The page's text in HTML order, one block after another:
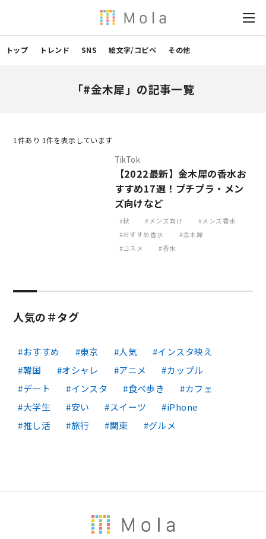
トップ トレンド SNS 絵文字/コピペ その他
「#金木犀」の記事一覧
1 件あり 1件を表示しています
TikTok
【2022最新】金木犀の香水お
すすめ17選！プチプラ・メン
ズ向けなど
秋 メンズ向け
メンズ香水
おすすめ香水
金木犀
コスメ
香水
人気の＃タグ
おすすめ 東京 人気
インスタ映え
韓国
オシャレ アニメ
カップル
デート
インスタ 食べ歩き
カフェ
大学生
安い スイーツ
iPhone
推し活
旅行 関東 グルメ